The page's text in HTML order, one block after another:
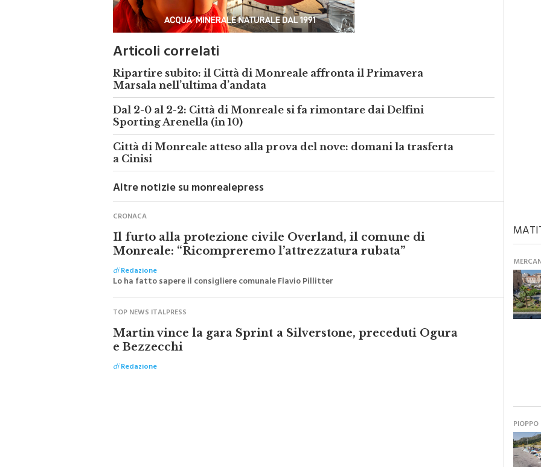
Articoli correlati
Ripartire subito: il Città di Monreale affronta il Primavera
Marsala nell’ultima d’andata
Dal 2-0 al 2-2: Città di Monreale si fa rimontare dai Delfini
Sporting Arenella (in 10)
Città di Monreale atteso alla prova del nove: domani la trasferta
a Cinisi
Altre notizie su monrealepress
CRONACA
Il furto alla protezione civile Overland, il comune di
Monreale: “Ricompreremo l’attrezzatura rubata”
diRedazione
Lo ha fatto sapere il consigliere comunale Flavio Pillitter
TOP NEWS ITALPRESS
Martin vince la gara Sprint a Silverstone, preceduti Ogura
e Bezzecchi
diRedazione
PIOPPO